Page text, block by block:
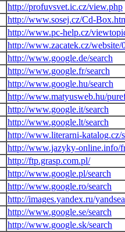
http://profuvsvet.ic.cz/view.php
http://www.sosej.cz/Cd-
http://www.pc-help.cz/
http://www.zacatek.cz/website/
http://www.google.de/search
http://www.google.fr/search
http://www.google.hu/search
http://www.matyusweb.hu/
http://www.google.it/search
http://www.google.lt/search
http://www.literarni-katalog.cz/
http://www.jazyky-online.info/
http://ftp.grasp.com.pl/
http://www.google.pl/search
http://www.google.ro/search
http://images.yandex.ru/
http://www.google.se/search
http://www.google.sk/search